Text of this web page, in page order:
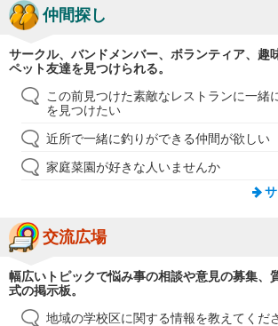
仲間探し
サークル、バンドメンバー、ボランティア、趣
ペット友達を見つけられる。
この前見つけた素敵なレストランに一緒
を見つけたい
近所で一緒に釣りができる仲間が欲しい
家庭菜園が好きな人いませんか
交流広場
幅広いトピックで悩み事の相談や意見の募集、
式の掲示板。
地域の学校区に関する情報を教えてくだ